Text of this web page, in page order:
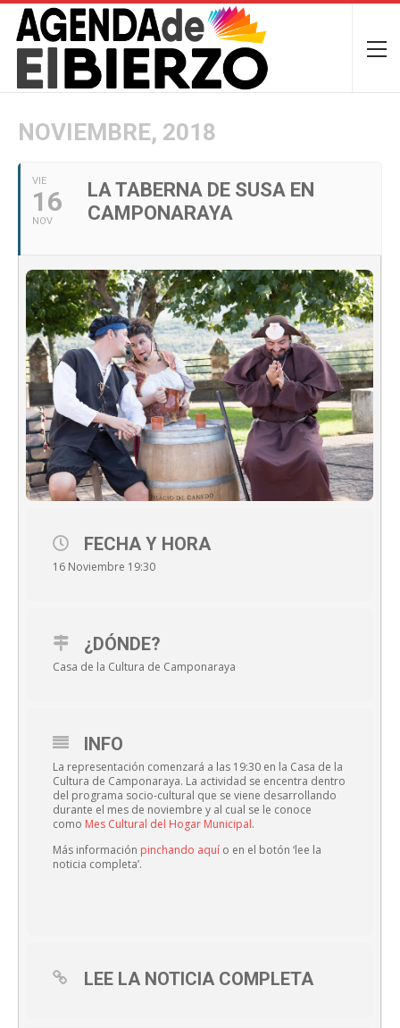
NOVIEMBRE, 2018
VIE
16
NOV
LA TABERNA DE SUSA EN
CAMPONARAYA
FECHA Y HORA
16 Noviembre 19:30
¿DÓNDE?
Casa de la Cultura de Camponaraya
INFO
La representación comenzará a las 19:30 en la Casa de la
Cultura de Camponaraya. La actividad se encentra dentro
del programa socio-cultural que se viene desarrollando
durante el mes de noviembre y al cual se le conoce
como Mes Cultural del Hogar Municipal.
Más información pinchando aquí o en el botón ‘lee la
noticia completa’.
LEE LA NOTICIA COMPLETA